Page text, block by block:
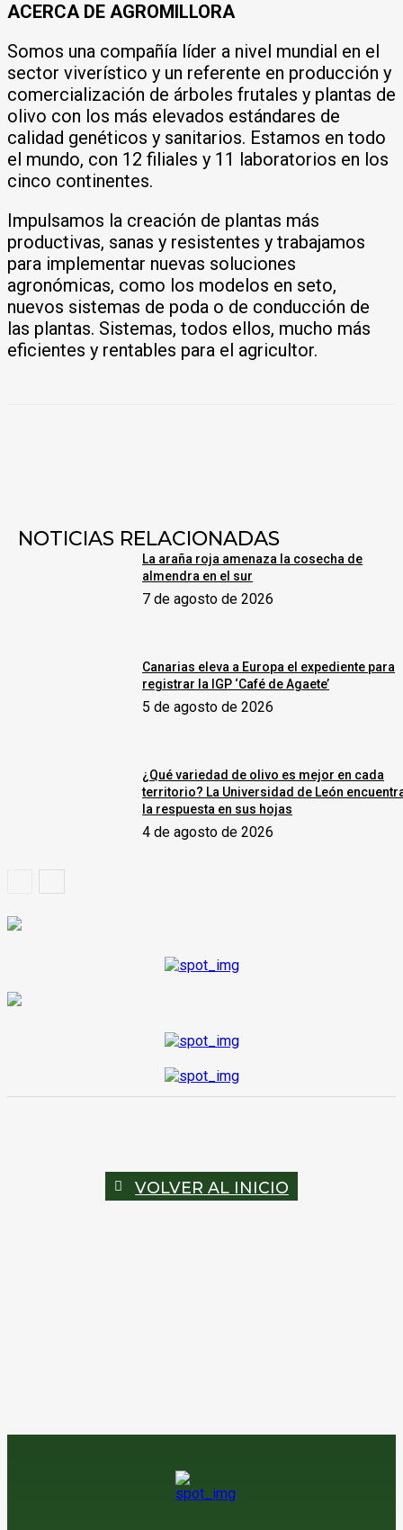
ACERCA DE AGROMILLORA
Somos una compañía líder a nivel mundial en el
sector viverístico y un referente en producción y
comercialización de árboles frutales y plantas de
olivo con los más elevados estándares de
calidad genéticos y sanitarios. Estamos en todo
el mundo, con 12 filiales y 11 laboratorios en los
cinco continentes.
Impulsamos la creación de plantas más
productivas, sanas y resistentes y trabajamos
para implementar nuevas soluciones
agronómicas, como los modelos en seto,
nuevos sistemas de poda o de conducción de
las plantas. Sistemas, todos ellos, mucho más
eficientes y rentables para el agricultor.
NOTICIAS RELACIONADAS
La araña roja amenaza la cosecha de
almendra en el sur
7 de agosto de 2026
Canarias eleva a Europa el expediente para
registrar la IGP ‘Café de Agaete’
5 de agosto de 2026
¿Qué variedad de olivo es mejor en cada
territorio? La Universidad de León
la respuesta en sus hojas
4 de agosto de 2026
VOLVER AL INICIO